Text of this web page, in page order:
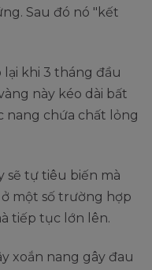
Sau đó nó "kết
khi 3 tháng đầu
này kéo dài bất
nang chứa chất lỏng
sẽ tự tiêu biến mà
một số trường hợp
tiếp tục lớn lên.
xoắn nang gây đau